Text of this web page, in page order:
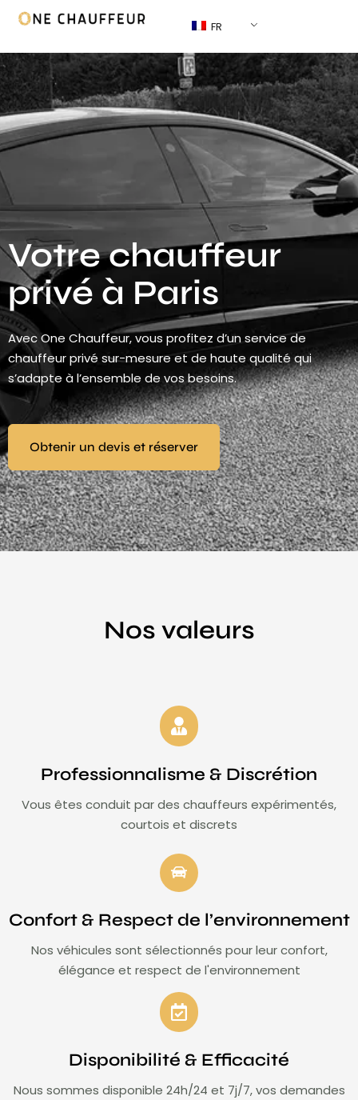
FR
Votre chauffeur
privé à Paris
Avec One Chauffeur, vous profitez d’un service de
chauffeur privé sur-mesure et de haute qualité qui
s’adapte à l’ensemble de vos besoins.
Obtenir un devis et réserver
Nos valeurs
Professionnalisme & Discrétion
Vous êtes conduit par des chauffeurs expérimentés,
courtois et discrets
Confort & Respect de l’environnement
Nos véhicules sont sélectionnés pour leur confort,
élégance et respect de l'environnement
Disponibilité & Efficacité
Nous sommes disponible 24h/24 et 7j/7, vos demandes